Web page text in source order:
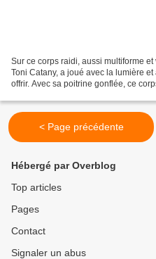
Sur ce corps raidi, aussi multiforme
Toni Catany, a joué avec la lumière
offrir. Avec sa poitrine gonflée, ce
< Page précédente
Hébergé par Overblog
Top articles
Pages
Contact
Signaler un abus